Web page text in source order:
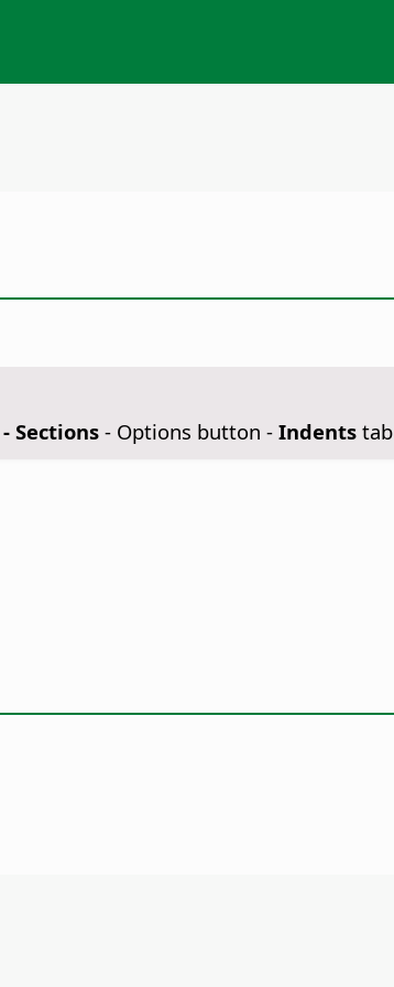
Sections- Options button - Indentstab